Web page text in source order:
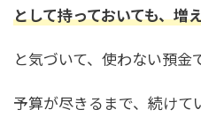
として持っておいても、増
と気づいて、使わない預金
予算が尽きるまで、続けて